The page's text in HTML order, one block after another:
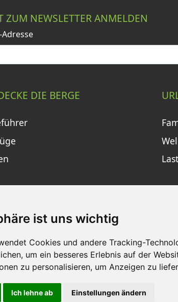
ist uns wichtig
Cookies und andere Tracking-
, um ein besseres Erlebnis auf der
zu personalisieren, um Anzeigen zu
Ich lehne ab Einstellungen ändern
ZUM NEWSLETTER ANMELDEN
Adresse
DIE BERGE
Datenschutz